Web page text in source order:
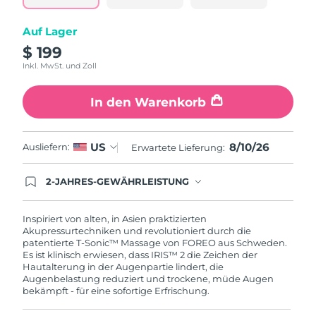
Auf Lager
$ 199
Inkl. MwSt. und Zoll
In den Warenkorb
Ausliefern: US Erwartete Lieferung: 8/10/26
2-JAHRES-GEWÄHRLEISTUNG
innerhalb eines Jahres ab Kaufdatum Anlass zur
Beanstandung deines FOREO-Produktes haben
solltest, bekommst du dieses Produkt von
FOREO gratis ersetzt.
Inspiriert von alten, in Asien praktizierten
Akupressurtechniken und revolutioniert durch die
patentierte T-Sonic™ Massage von FOREO aus Schweden.
Es ist klinisch erwiesen, dass IRIS™ 2 die Zeichen der
Hautalterung in der Augenpartie lindert, die
Augenbelastung reduziert und trockene, müde Augen
bekämpft - für eine sofortige Erfrischung.
Taiwan
Thailand
Türkei
Vereinigte Arabische
Emirate
8/10/26
Vereinigtes
Königreich
Vereinigte Staaten Erwartete Lieferung8/10/26
Usbekistan Erwartete Lieferung
Vietnam Erwartete Lieferung